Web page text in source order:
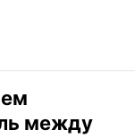
между